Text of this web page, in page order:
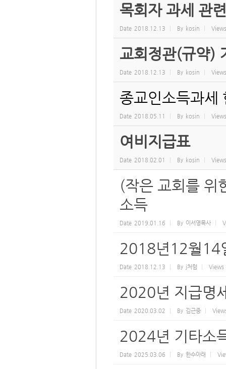
목회자 과세 관
Date 2018.12.13 By kosin Views
교회정관(규약)
Date 2018.12.13 By kosin Views
종교인소득과세
Date 2018.05.11 By kosin Views
여비지급표
Date 2018.02.01 By kosin Views
(작은 교회를 위
소득
Date 2019.01.16 By 이서영목사
2018년12월14
Date 2018.12.13 By j처럼 Views
2020년 지급명
Date 2020.03.02 By 김근중
2024년 기타소
Date 2025.03.06 By 한수아래